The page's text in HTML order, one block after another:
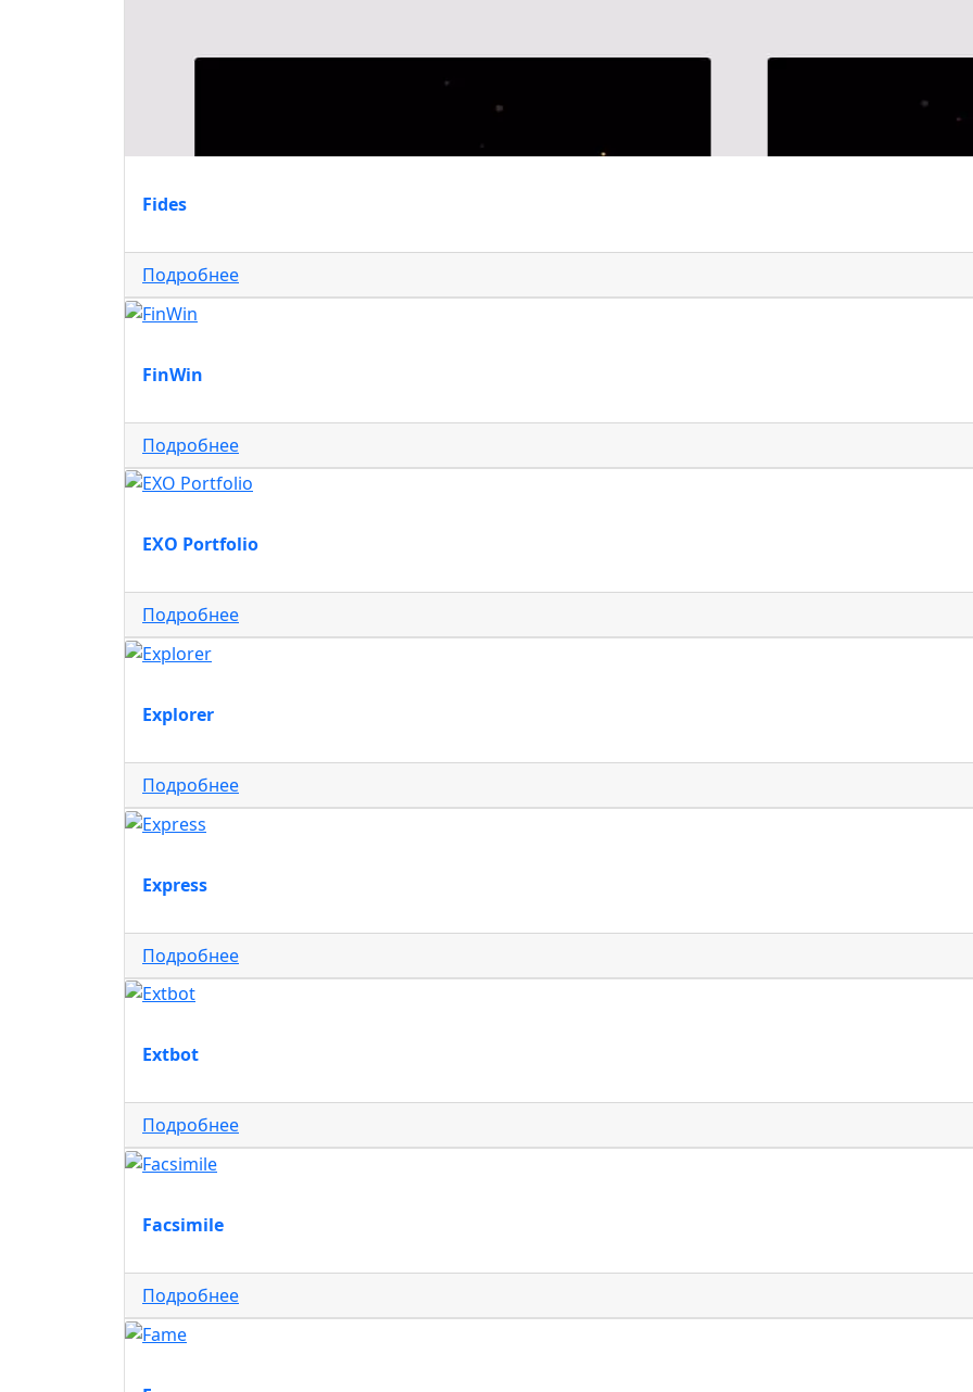
Fides
Подробнее
FinWin
Подробнее
EXO Portfolio
Подробнее
Explorer
Подробнее
Express
Подробнее
Extbot
Подробнее
Facsimile
Подробнее